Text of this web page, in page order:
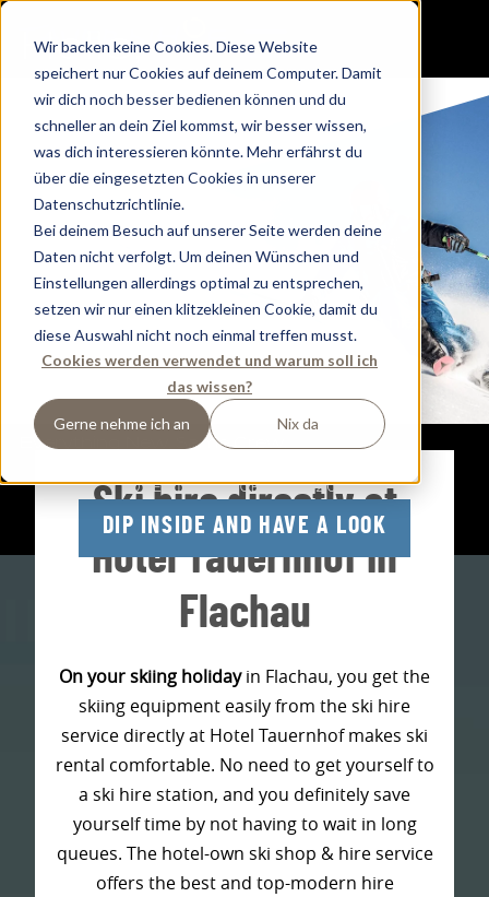
Wir backen keine Cookies. Diese Website
speichert nur Cookies auf deinem Computer. Damit
wir dich noch besser bedienen können und du
schneller an dein Ziel kommst, wir besser wissen,
was dich interessieren könnte. Mehr erfährst du
über die eingesetzten Cookies in unserer
Datenschutzrichtlinie.
Bei deinem Besuch auf unserer Seite werden deine
Daten nicht verfolgt. Um deinen Wünschen und
Einstellungen allerdings optimal zu entsprechen,
setzen wir nur einen klitzekleinen Cookie, damit du
diese Auswahl nicht noch einmal treffen musst.
Cookies werden verwendet und warum soll ich
das wissen?
Gerne nehme ich an Nix da
Ski hire directly at
Hotel Tauernhof in
Flachau
On your skiing holidayin Flachau, you get the
skiing equipment easily from the ski hire
service directly at Hotel Tauernhof makes ski
rental comfortable. No need to get yourself to
a ski hire station, and you definitely save
yourself time by not having to wait in long
queues. The hotel-own ski shop & hire service
offers the best and top-modern hire
Hello,
Welcome
and
Dip, Dip,
Hurra.
Du suchst den Tauernhof? Dann bist du hier
richtig.
Wir starten gerade unser nächstes großes
Abenteuer.
Für euch, eure Bikes, Ski und Boards.
Everything New. Same Crew.
OPENING DECEMBER 2024
DIP INSIDE AND HAVE A LOOK